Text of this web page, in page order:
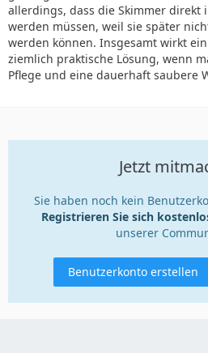
allerdings, dass die Skimmer direkt
werden müssen, weil sie später
werden können. Insgesamt wirkt
ziemlich praktische Lösung, wenn
Pflege und eine dauerhaft saubere
Jetzt
Sie haben noch kein
Registrieren Sie sich
unserer
Benutzerkonto erstellen